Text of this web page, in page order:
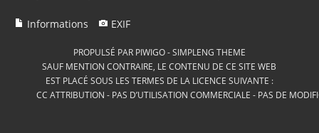
Informations EXIF
PROPULSÉ PAR PIWIGO-SIMPLENG THEME
SAUF MENTION CONTRAIRE, LE CONTENU DE CE SITE WEB
EST PLACÉ SOUS LES TERMES DE LA LICENCE SUIVANTE :
CC ATTRIBUTION - PAS D’UTILISATION COMMERCIALE - PAS DE